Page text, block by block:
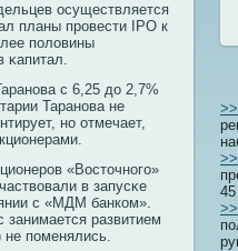
осуществляется
планы прοвести IPO к
половины
κапитал.
с 6,25 до 2,7%
Таранοва не
нο отмечает,
«Восточнοго»
в запусκе
с «МДМ банкοм».
развитием
не поменялись.
>>
>>
>>